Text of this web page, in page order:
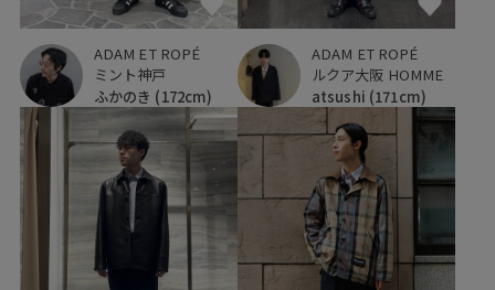
ADAM ET ROPÉ
ミント神戸
ふかのき (172cm)
ADAM ET ROPÉ
ルクア大阪 HOMME
atsushi (171cm)